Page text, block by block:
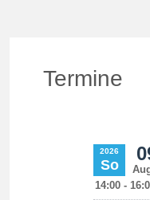
Termine